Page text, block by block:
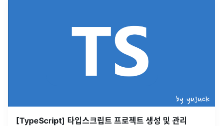
[TypeScript] 타입스크립트 프로젝트 생성 및 관리